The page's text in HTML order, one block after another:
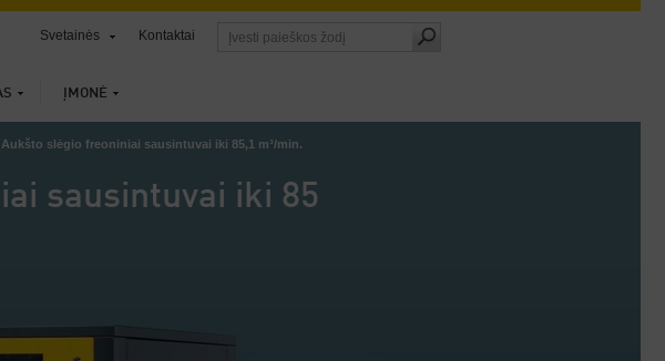
ĮMONĖ
Svetainės Kontaktai
Aukšto slėgio freoniniai sausintuvai iki 85,1 m³/min.
sausintuvai iki 85